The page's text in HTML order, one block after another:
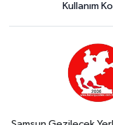
Kullanım